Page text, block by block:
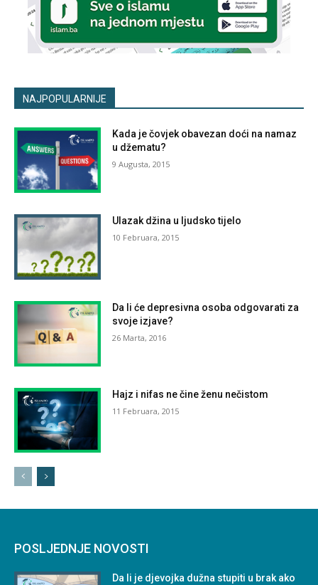
NAJPOPULARNIJE
Kada je čovjek obavezan doći na namaz
u džematu?
9 Augusta, 2015
Ulazak džina u ljudsko tijelo
10 Februara, 2015
Da li će depresivna osoba odgovarati za
svoje izjave?
26 Marta, 2016
Hajz i nifas ne čine ženu nečistom
11 Februara, 2015
POSLJEDNJE NOVOSTI
Da li je djevojka dužna stupiti u brak ako